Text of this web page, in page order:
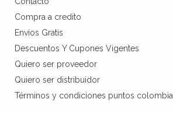
Compra a credito
Envíos Gratis
Descuentos Y Cupones Vigentes
Quiero ser proveedor
Quiero ser distribuidor
Términos y condiciones puntos colombia.